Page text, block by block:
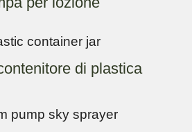
di plastica